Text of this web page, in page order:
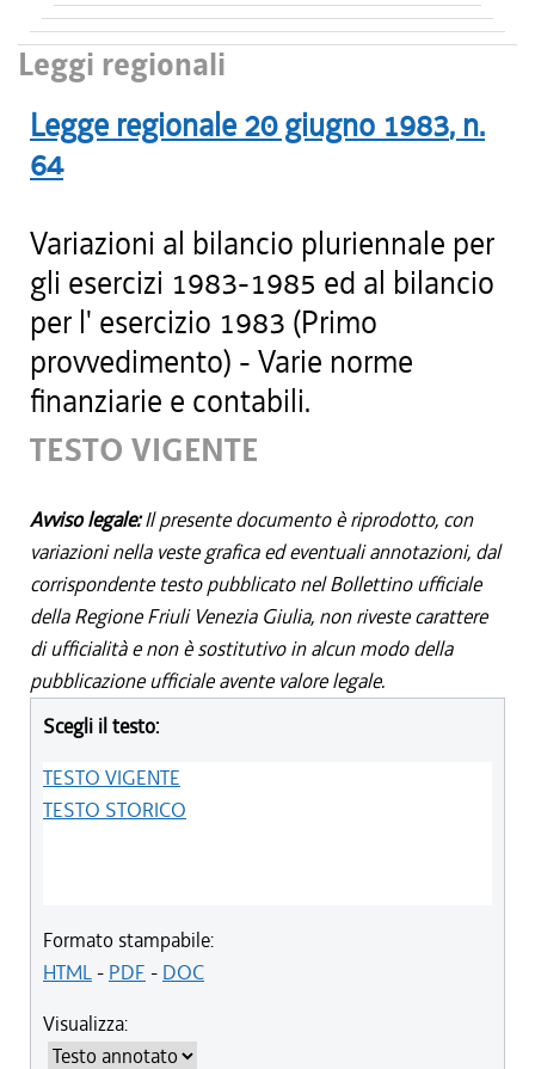
Leggi regionali
Legge regionale 20 giugno 1983, n.
64
Variazioni al bilancio pluriennale per
gli esercizi 1983-1985 ed al bilancio
per l' esercizio 1983 (Primo
provvedimento) - Varie norme
finanziarie e contabili.
TESTO VIGENTE
Avviso legale:Il presente documento è riprodotto, con
variazioni nella veste grafica ed eventuali annotazioni, dal
corrispondente testo pubblicato nel Bollettino ufficiale
della Regione Friuli Venezia Giulia, non riveste carattere
di ufficialità e non è sostitutivo in alcun modo della
pubblicazione ufficiale avente valore legale.
Scegli il testo:
TESTO VIGENTE
TESTO STORICO
Formato stampabile:
HTML- PDF - DOC
Visualizza: